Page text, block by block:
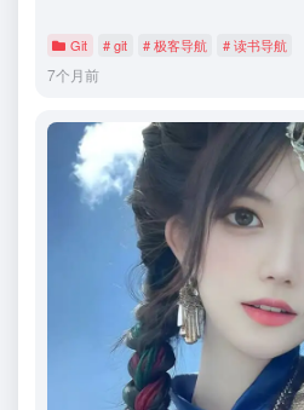
Git # git # 极客导航 # 读书导航
7个月前